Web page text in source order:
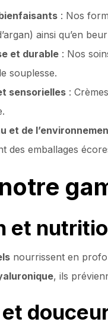
: Nos
ainsi qu’en
et durable : Nos
souplesse.
sensorielles :
et de
des emballages
et
nourrissent en
, ils